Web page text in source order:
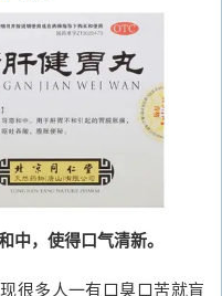
，使得口气清新。
很多人一有口臭口苦就盲